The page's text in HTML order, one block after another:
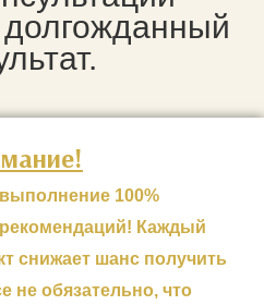
долгожданный
100%
Каждый
снижает шанс получить
не обязательно, что